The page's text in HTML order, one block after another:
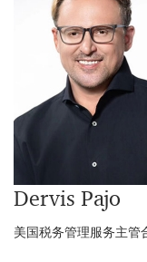
Dervis Pajo
美国税务管理服务主管